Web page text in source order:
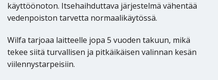
käyttöönoton. Itsehaihduttava järjestelmä vähentää
vedenpoiston tarvetta normaalikäytössä.
Wilfa tarjoaa laitteelle jopa 5 vuoden takuun, mikä
tekee siitä turvallisen ja pitkäikäisen valinnan kesän
viilennystarpeisiin.